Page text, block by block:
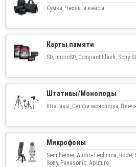
Сумки, Чехлы и кейсы
Карты памяти
SD, microSD, Compact Flash, Sony
Штативы/Моноподы
Штативы, Селфи моноподы,
Микрофоны
Sennheiser, Audio-Technica, Rode,
Sony, Panasonic, Aputure.